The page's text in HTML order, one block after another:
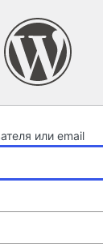
или email